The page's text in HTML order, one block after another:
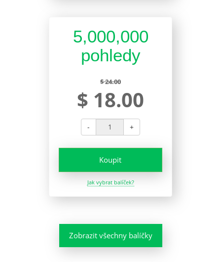
5,000,000
pohledy
$ 24.00
$ 18.00
- +
Koupit
Jak vybrat balíček?
Zobrazit všechny balíčky